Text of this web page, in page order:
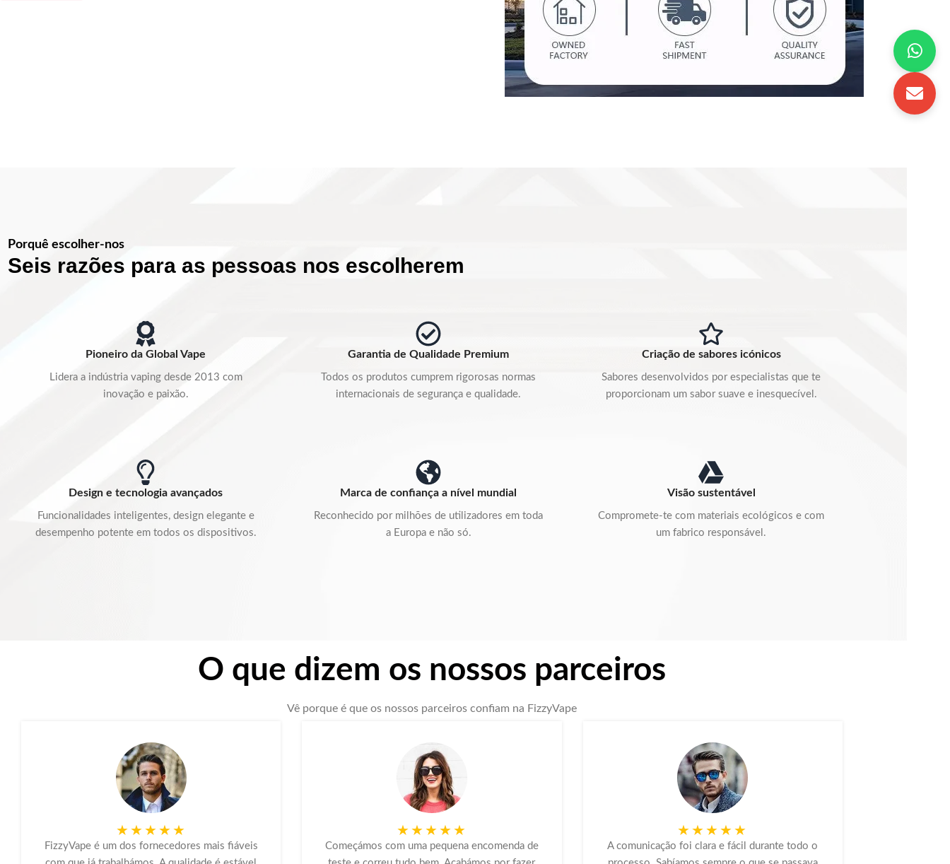
Porquê escolher-nos
Seis razões para as pessoas nos escolherem
Pioneiro da Global Vape
Lidera a indústria vaping desde 2013 com
inovação e paixão.
Garantia de Qualidade Premium
Todos os produtos cumprem rigorosas normas
internacionais de segurança e qualidade.
Criação de sabores icónicos
Sabores desenvolvidos por especialistas que te
proporcionam um sabor suave e inesquecível.
Design e tecnologia avançados
Funcionalidades inteligentes, design elegante e
desempenho potente em todos os dispositivos.
Marca de confiança a nível mundial
Reconhecido por milhões de utilizadores em toda
a Europa e não só.
Visão sustentável
Compromete-te com materiais ecológicos e com
um fabrico responsável.
O que dizem os nossos parceiros
Vê porque é que os nossos parceiros confiam na FizzyVape
★★★★★
FizzyVape é um dos fornecedores mais fiáveis
★★★★★
Começámos com uma pequena encomenda de
★★★★★
A comunicação foi clara e fácil durante todo o